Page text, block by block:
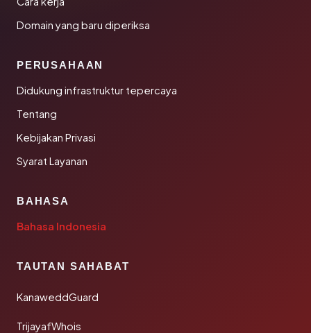
Domain yang baru diperiksa
PERUSAHAAN
Didukung infrastruktur tepercaya
Tentang
Kebijakan Privasi
Syarat Layanan
BAHASA
Bahasa Indonesia
TAUTAN SAHABAT
KanaweddGuard
TrijayafWhois